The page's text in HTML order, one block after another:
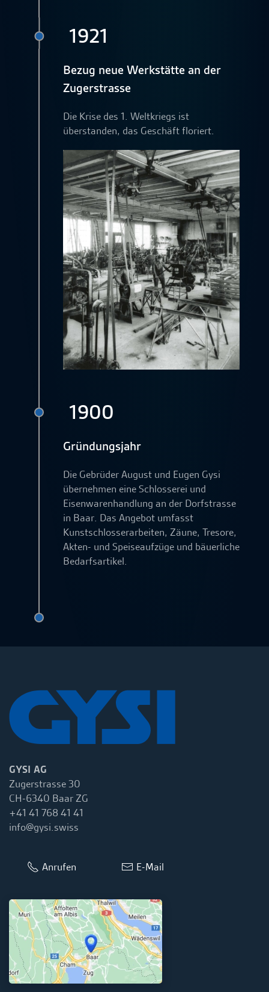
1921
Bezug neue Werkstätte an der
Zugerstrasse
Die Krise des 1. Weltkriegs ist
überstanden, das Geschäft floriert.
1900
Gründungsjahr
Die Gebrüder August und Eugen Gysi
übernehmen eine Schlosserei und
Eisenwarenhandlung an der Dorfstrasse
in Baar. Das Angebot umfasst
Kunstschlosserarbeiten, Zäune, Tresore,
Akten- und Speiseaufzüge und bäuerliche
Bedarfsartikel.
GYSI AG
Zugerstrasse 30
CH-6340 Baar ZG
+41 41 768 41 41
info@gysi.swiss
Anrufen E-Mail